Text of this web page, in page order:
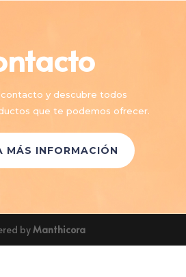
y descubre todos
que te podemos ofrecer.
MÁS INFORMACIÓN
byManthicora